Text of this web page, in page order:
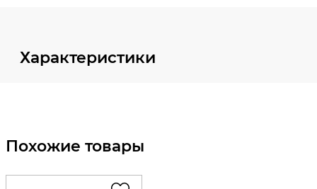
Характеристики
Похожие товары